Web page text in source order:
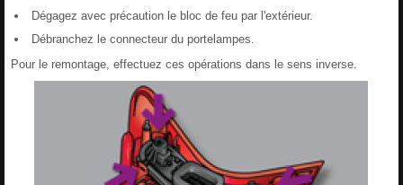
Dégagez avec précaution le bloc de feu par l'extérieur.
Débranchez le connecteur du portelampes.
Pour le remontage, effectuez ces opérations dans le sens inverse.